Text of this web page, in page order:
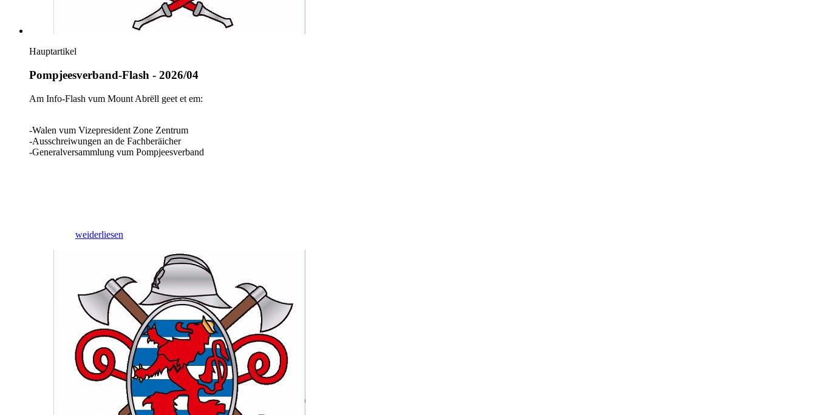
Hauptartikel
Pompjeesverband-Flash - 2026/04
Am Info-Flash vum Mount Abrëll geet et em:
-Walen vum Vizepresident Zone Zentrum
-Ausschreiwungen an de Fachberäicher
-Generalversammlung vum Pompjeesverband
weiderliesen